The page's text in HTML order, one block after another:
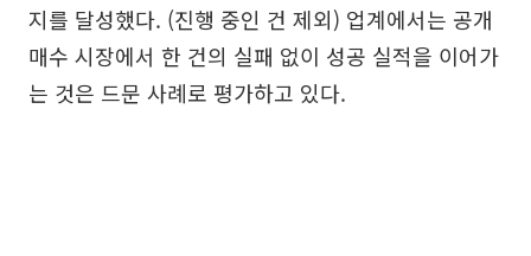
지를 달성했다. (진행 중인 건 제외) 업계에서는 공개
매수 시장에서 한 건의 실패 없이 성공 실적을 이어가
는 것은 드문 사례로 평가하고 있다.